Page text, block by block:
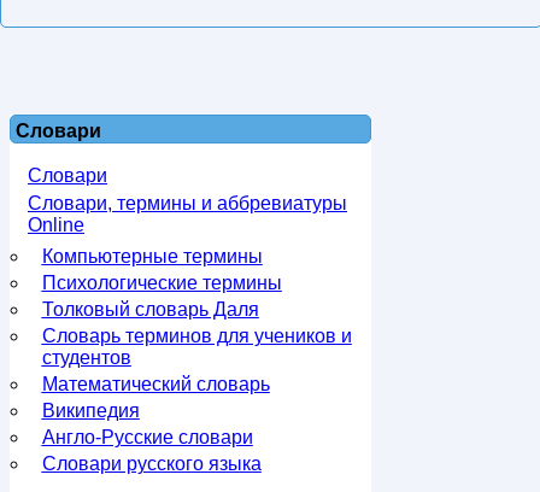
Словари
Словари
Словари, термины и аббревиатуры
Online
Компьютерные термины
Психологические термины
Толковый словарь Даля
Словарь терминов для учеников и
студентов
Математический словарь
Википедия
Англо-Русские словари
Словари русского языка